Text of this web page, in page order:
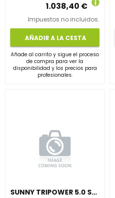
1.038,40 €
Impuestos no incluidos.
AÑADIR A LA CESTA
Añade al carrito y sigue el proceso
de compra para ver la
disponibilidad y los precios para
profesionales.
SUNNY TRIPOWER 5.0 SMART ENERGY